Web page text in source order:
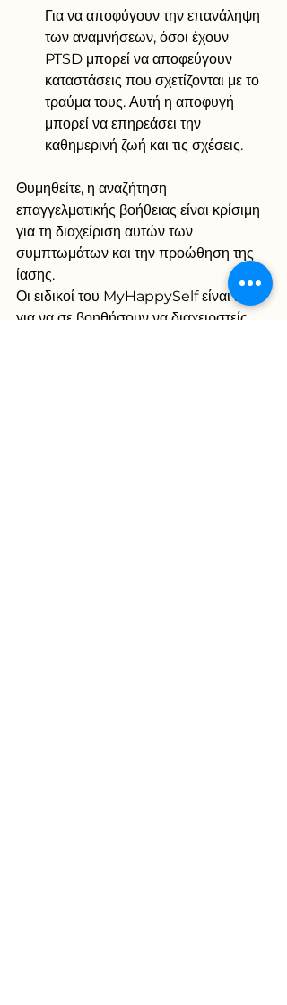
Για να αποφύγουν την επανάληψη
των αναμνήσεων, όσοι έχουν
PTSD μπορεί να αποφεύγουν
καταστάσεις που σχετίζονται με το
τραύμα τους. Αυτή η αποφυγή
μπορεί να επηρεάσει την
καθημερινή ζωή και τις σχέσεις.
Θυμηθείτε, η αναζήτηση
επαγγελματικής βοήθειας είναι κρίσιμη
για τη διαχείριση αυτών των
συμπτωμάτων και την προώθηση της
ίασης.
Οι ειδικοί του MyHappySelf είναι εδώ
για να σε βοηθήσουν να διαχειρστείς